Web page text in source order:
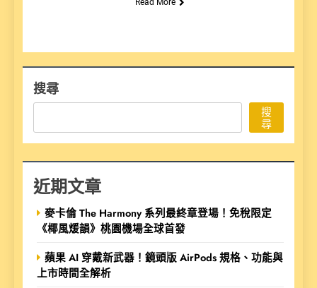
搜尋
搜
尋
近期文章
麥卡倫 The Harmony 系列最終章登場！免稅限定
《椰風煖韻》桃園機場全球首發
蘋果 AI 穿戴新武器！鏡頭版 AirPods 規格、功能與
上市時間全解析